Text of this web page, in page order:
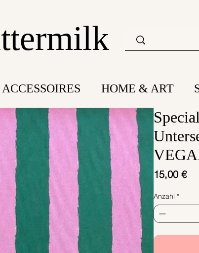
ACCESSOIRES HOME & ART
15,00 €
Anzahl *